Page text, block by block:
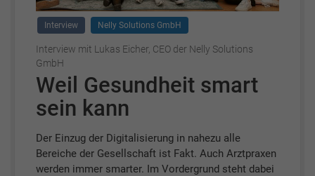
Interview Nelly Solutions GmbH
Interview mit Lukas Eicher, CEO der Nelly Solutions
GmbH
Weil Gesundheit smart
sein kann
Der Einzug der Digitalisierung in nahezu alle
Bereiche der Gesellschaft ist Fakt. Auch Arztpraxen
werden immer smarter. Im Vordergrund steht dabei